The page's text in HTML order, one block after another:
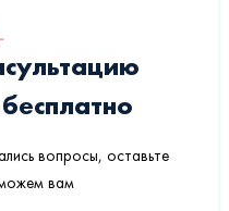
вопросы, оставьте
вам